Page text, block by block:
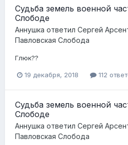
Судьба земель военной
Слободе
Аннушка ответил Сергей
Павловская Слобода
Глюк??
19 декабря, 2018 112
Судьба земель военной
Слободе
Аннушка ответил Сергей
Павловская Слобода